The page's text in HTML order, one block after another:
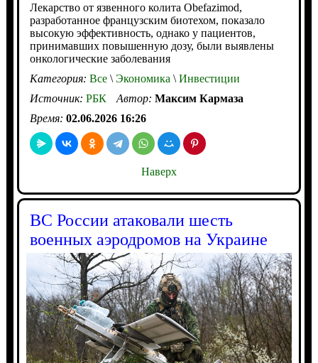
Лекарство от язвенного колита Оbefazimod,
разработанное французским биотехом, показало
высокую эффективность, однако у пациентов,
принимавших повышенную дозу, были выявлены
онкологические заболевания
Категория: Все\Экономика \Инвестиции
Источник: РБК Автор: Максим Кармаза
Время: 02.06.2026 16:26
Наверх
ВС России атаковали шесть
военных аэродромов на Украине